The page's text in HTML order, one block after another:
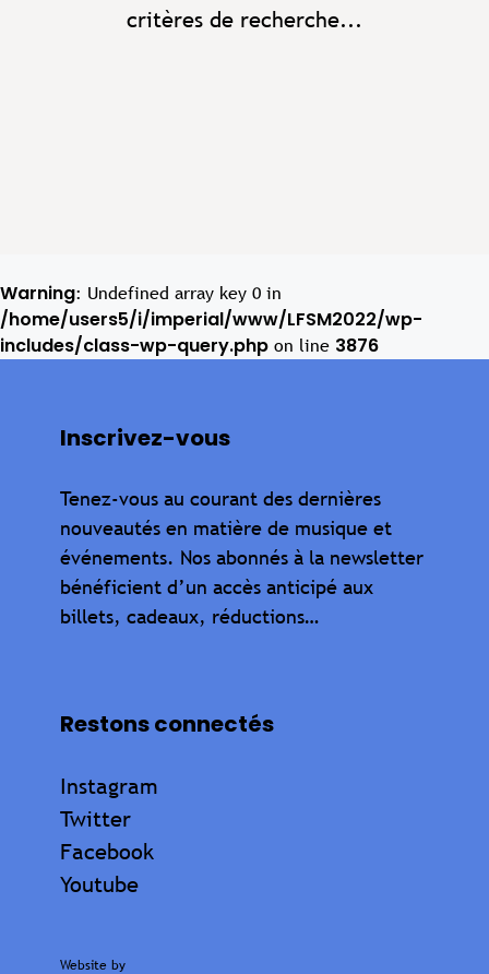
critères de recherche...
Warning: Undefined array key 0 in
/home/users5/i/imperial/www/LFSM2022/wp-
includes/class-wp-query.php on line 3876
Inscrivez-vous
Tenez-vous au courant des dernières
nouveautés en matière de musique et
événements. Nos abonnés à la newsletter
bénéficient d’un accès anticipé aux
billets, cadeaux, réductions…
Restons connectés
Instagram
Twitter
Facebook
Youtube
Website by